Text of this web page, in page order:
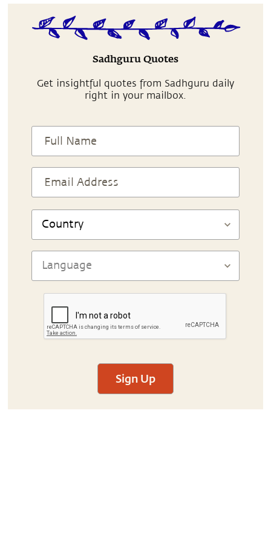
Sadhguru Quotes
Get insightful quotes from Sadhguru daily
right in your mailbox.
Sign Up